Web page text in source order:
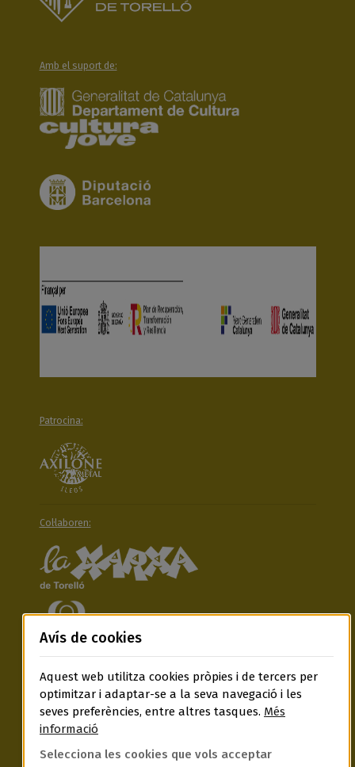
Amb el suport de:
Patrocina:
Col·laboren:
Segueix-nos a:
Avís de cookies
Aquest web utilitza cookies pròpies i de tercers per
optimitzar i adaptar-se a la seva navegació i les
seves preferències, entre altres tasques. Més
informació
Selecciona les cookies que vols acceptar